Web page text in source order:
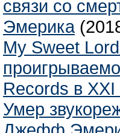
связи со
Эмерика
My Sweet
Records в XXI
Умер